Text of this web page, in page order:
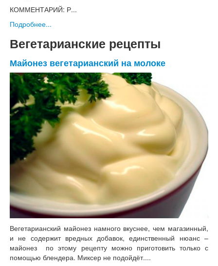
КОММЕНТАРИЙ: Р...
Подробнее...
Вегетарианские рецепты
Майонез вегетарианский на молоке
Вегетарианский майонез намного вкуснее, чем магазинный,
и не содержит вредных добавок, единственный нюанс –
майонез по этому рецепту можно приготовить только с
помощью блендера. Миксер не подойдёт....